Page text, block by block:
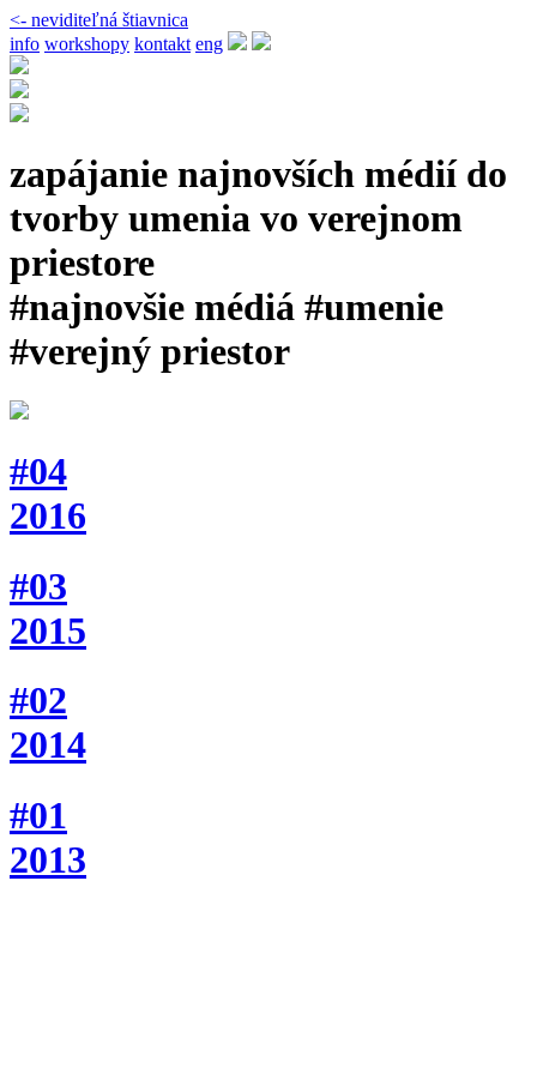
<- neviditeľná štiavnica
info workshopy kontakt eng
zapájanie najnovších médií do
tvorby umenia vo verejnom
priestore
#najnovšie médiá #umenie
#verejný priestor
#04
2016
#03
2015
#02
2014
#01
2013